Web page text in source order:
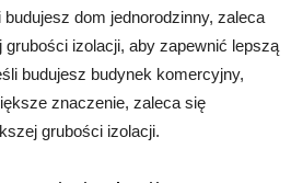
dom jednorodzinny, zaleca
izolacji, aby zapewnić lepszą
budujesz budynek komercyjny,
znaczenie, zaleca się
grubości izolacji.